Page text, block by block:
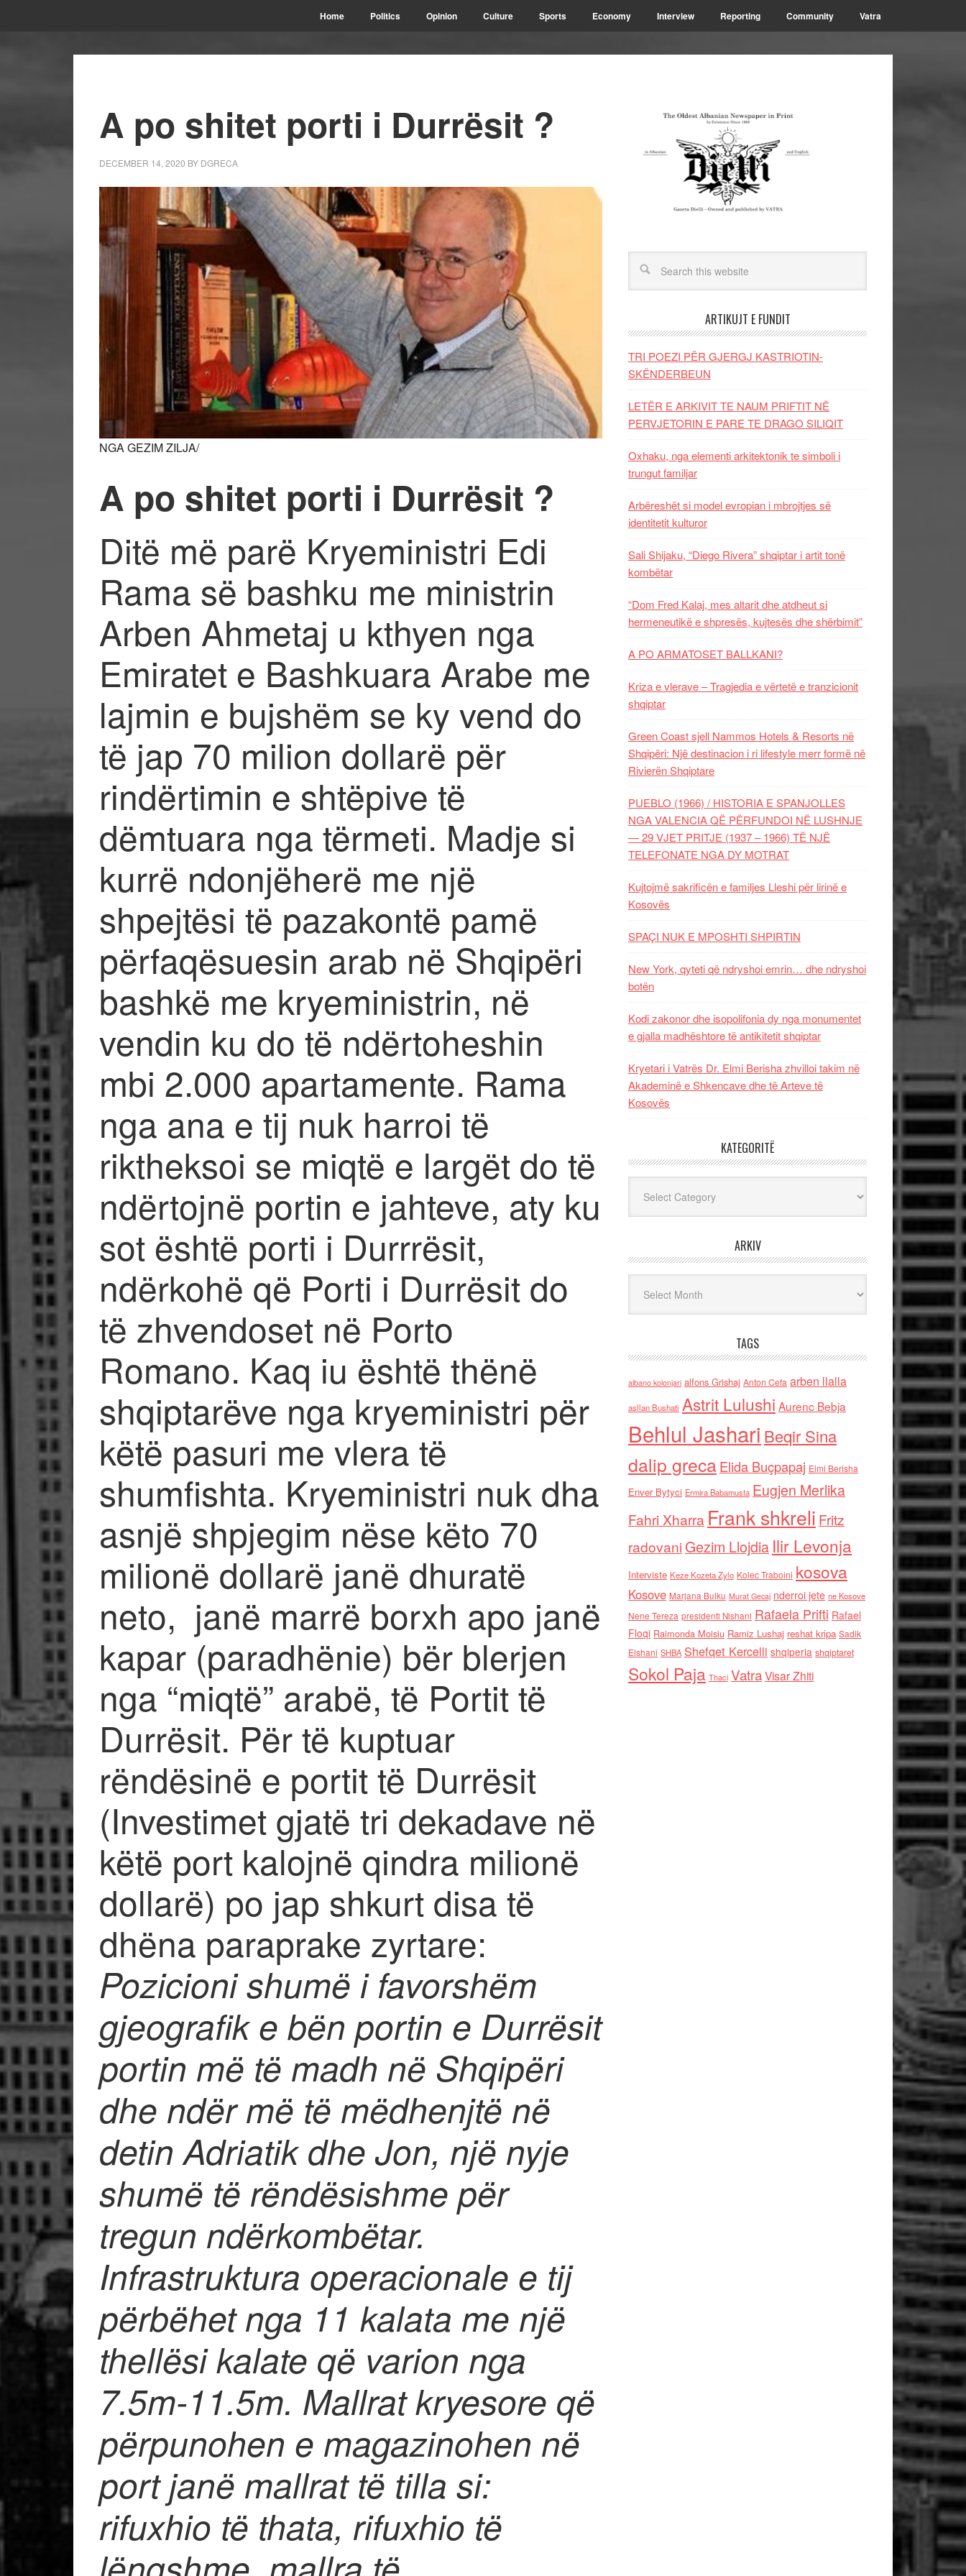
Home Politics Opinion Culture Sports Economy Interview Reporting Community Vatra
A po shitet porti i Durrësit ?
DECEMBER 14, 2020 BY DGRECA
NGA GEZIM ZILJA/
A po shitet porti i Durrësit ?
Ditë më parë Kryeministri Edi
Rama së bashku me ministrin
Arben Ahmetaj u kthyen nga
Emiratet e Bashkuara Arabe me
lajmin e bujshëm se ky vend do
të jap 70 milion dollarë për
rindërtimin e shtëpive të
dëmtuara nga tërmeti. Madje si
kurrë ndonjëherë me një
shpejtësi të pazakontë pamë
përfaqësuesin arab në Shqipëri
bashkë me kryeministrin, në
vendin ku do të ndërtoheshin
mbi 2.000 apartamente. Rama
nga ana e tij nuk harroi të
riktheksoi se miqtë e largët do të
ndërtojnë portin e jahteve, aty ku
sot është porti i Durrrësit,
ndërkohë që Porti i Durrësit do
të zhvendoset në Porto
Romano. Kaq iu është thënë
shqiptarëve nga kryeministri për
këtë pasuri me vlera të
shumfishta. Kryeministri nuk dha
asnjë shpjegim nëse këto 70
milionë dollarë janë dhuratë
neto, janë marrë borxh apo janë
kapar (paradhënie) bër blerjen
nga “miqtë” arabë, të Portit të
Durrësit. Për të kuptuar
rëndësinë e portit të Durrësit
(Investimet gjatë tri dekadave në
këtë port kalojnë qindra milionë
dollarë) po jap shkurt disa të
dhëna paraprake zyrtare:
Pozicioni shumë i favorshëm
gjeografik e bën portin e Durrësit
portin më të madh në Shqipëri
dhe ndër më të mëdhenjtë në
detin Adriatik dhe Jon, një nyje
shumë të rëndësishme për
tregun ndërkombëtar.
Infrastruktura operacionale e tij
përbëhet nga 11 kalata me një
thellësi kalate që varion nga
7.5m-11.5m. Mallrat kryesore që
përpunohen e magazinohen në
port janë mallrat të tilla si:
rifuxhio të thata, rifuxhio të
ARTIKUJT E FUNDIT
TRI POEZI PËR GJERGJ KASTRIOTIN-
SKËNDERBEUN
LETËR E ARKIVIT TE NAUM PRIFTIT NË
PERVJETORIN E PARE TE DRAGO SILIQIT
Oxhaku, nga elementi arkitektonik te simboli i
trungut familjar
Arbëreshët si model evropian i mbrojtjes së
identitetit kulturor
Sali Shijaku, “Diego Rivera” shqiptar i artit tonë
kombëtar
“Dom Fred Kalaj, mes altarit dhe atdheut si
hermeneutikë e shpresës, kujtesës dhe shërbimit”
A PO ARMATOSET BALLKANI?
Kriza e vlerave – Tragjedia e vërtetë e tranzicionit
shqiptar
Green Coast sjell Nammos Hotels & Resorts në
Shqipëri: Një destinacion i ri lifestyle merr formë në
Rivierën Shqiptare
PUEBLO (1966) / HISTORIA E SPANJOLLES
NGA VALENCIA QË PËRFUNDOI NË LUSHNJE
— 29 VJET PRITJE (1937 – 1966) TË NJË
TELEFONATE NGA DY MOTRAT
Kujtojmë sakrificën e familjes Lleshi për lirinë e
Kosovës
SPAÇI NUK E MPOSHTI SHPIRTIN
New York, qyteti që ndryshoi emrin… dhe ndryshoi
botën
Kodi zakonor dhe isopolifonia dy nga monumentet
e gjalla madhështore të antikitetit shqiptar
Kryetari i Vatrës Dr. Elmi Berisha zhvilloi takim në
Akademinë e Shkencave dhe të Arteve të
Kosovës
KATEGORITË
ARKIV
TAGS
albano kolonjari alfons Grishaj Anton Cefa arben llalla
asllan Bushati Astrit Lulushi Aurenc Bebja
Behlul Jashari Beqir Sina
dalip grecaElida Buçpapaj Elmi Berisha
Enver Bytyci Ermira Babamusta Eugjen Merlika
Fahri Xharra Frank shkreli Fritz
radovaniGezim Llojdia Ilir Levonja
Interviste Keze Kozeta Zylo Kolec Traboini kosova
Kosove Marjana Bulku Murat Gecaj nderroi jete ne Kosove
Nene Tereza presidenti Nishani Rafaela Prifti Rafael
Floqi Raimonda Moisiu Ramiz Lushaj reshat kripa Sadik
Elshani SHBA Shefqet Kercelli shqiperia shqiptaret
Sokol Paja Thaci VatraVisar Zhiti